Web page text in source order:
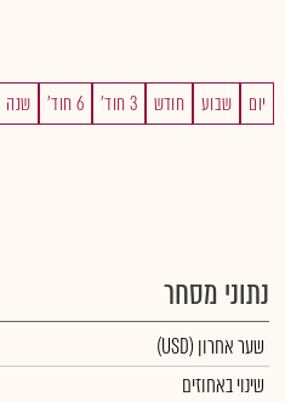
יום שבוע חודש 3 חוד' 6 חוד' שנה
נתוני מסחר
שער אחרון (USD)
שינוי באחוזים